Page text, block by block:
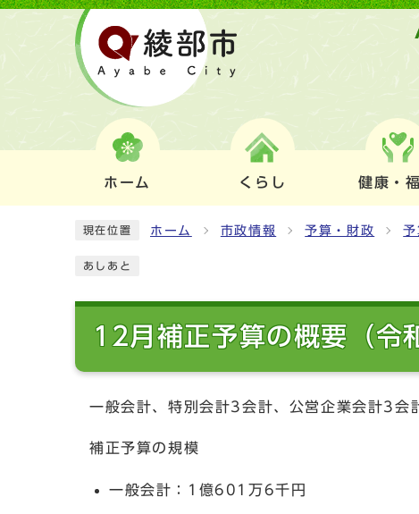
ホーム くらし 健康・
現在位置 ホーム 市政情報 予算・財政 予
あしあと
12月補正予算の概要（令
一般会計、特別会計3会計、公営企業会計3会
補正予算の規模
一般会計：1億601万6千円